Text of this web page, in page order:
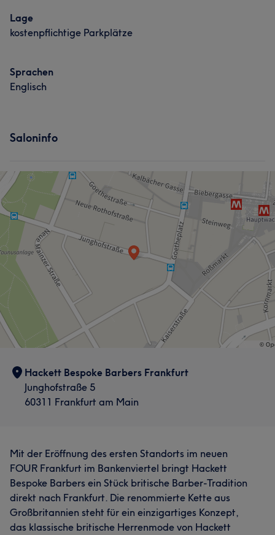
Lage
kostenpflichtige Parkplätze
Sprachen
Englisch
Saloninfo
Hackett Bespoke Barbers Frankfurt
Junghofstraße 5
60311 Frankfurt am Main
Mit der Eröffnung des ersten Standorts im neuen
FOUR Frankfurt im Bankenviertel bringt Hackett
Bespoke Barbers ein Stück britische Barber-Tradition
direkt nach Frankfurt. Die renommierte Kette aus
Großbritannien steht für ein einzigartiges Konzept,
das klassische britische Herrenmode von Hackett